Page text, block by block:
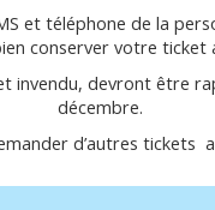
et téléphone de la
conserver votre ticket
invendu, devront être
décembre.
d’autres tickets